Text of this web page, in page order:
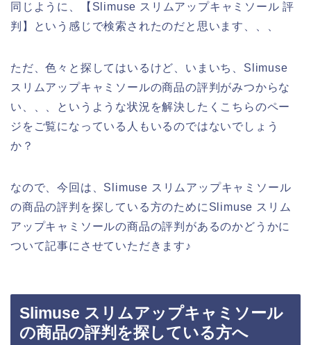
同じように、【Slimuse スリムアップキャミソール 評
判】という感じで検索されたのだと思います、、、
ただ、色々と探してはいるけど、いまいち、Slimuse
スリムアップキャミソールの商品の評判がみつからな
い、、、というような状況を解決したくこちらのペー
ジをご覧になっている人もいるのではないでしょう
か？
なので、今回は、Slimuse スリムアップキャミソール
の商品の評判を探している方のためにSlimuse スリム
アップキャミソールの商品の評判があるのかどうかに
ついて記事にさせていただきます♪
Slimuse スリムアップキャミソール
の商品の評判を探している方へ